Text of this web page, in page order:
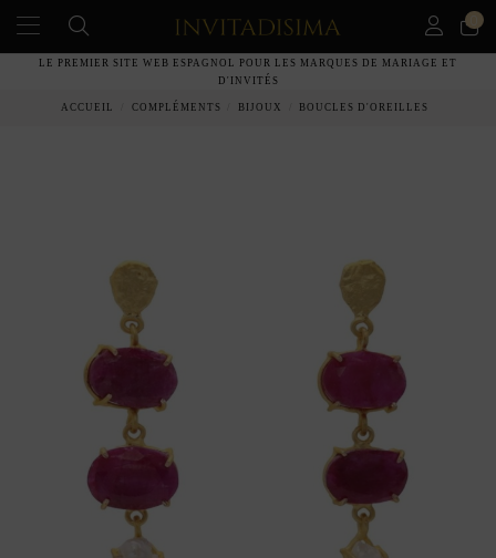
LE PREMIER SITE WEB ESPAGNOL POUR LES MARQUES DE MARIAGE ET
D'INVITÉS
ACCUEIL COMPLÉMENTS BIJOUX BOUCLES D'OREILLES